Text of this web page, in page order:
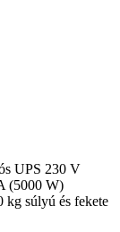
UPS 230 V
(5000 W)
kg súlyú és fekete